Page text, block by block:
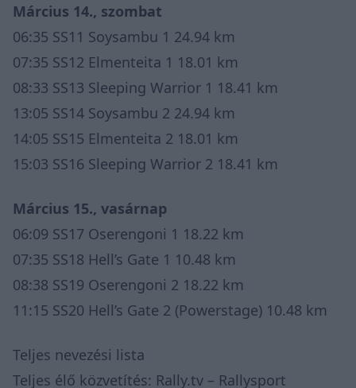
Március 14., szombat
06:35 SS11 Soysambu 1 24.94 km
07:35 SS12 Elmenteita 1 18.01 km
08:33 SS13 Sleeping Warrior 1 18.41 km
13:05 SS14 Soysambu 2 24.94 km
14:05 SS15 Elmenteita 2 18.01 km
15:03 SS16 Sleeping Warrior 2 18.41 km
Március 15., vasárnap
06:09 SS17 Oserengoni 1 18.22 km
07:35 SS18 Hell’s Gate 1 10.48 km
08:38 SS19 Oserengoni 2 18.22 km
11:15 SS20 Hell’s Gate 2 (Powerstage) 10.48 km
Teljes nevezési lista
Teljes élő közvetítés: Rally.tv – Rallysport